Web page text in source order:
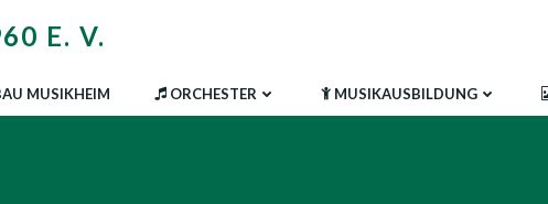
E. V.
MUSIKHEIM ORCHESTER MUSIKAUSBILDUNG